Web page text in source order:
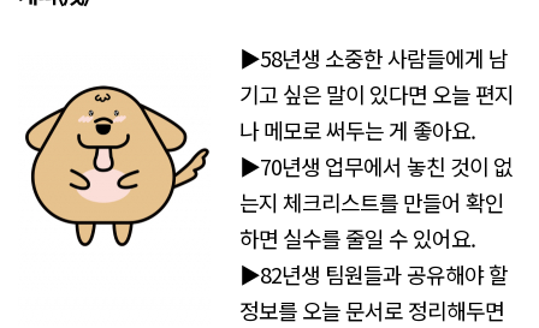
▶58년생 소중한 사람들에게 남
기고 싶은 말이 있다면 오늘 편지
나 메모로 써두는 게 좋아요.
▶70년생 업무에서 놓친 것이 없
는지 체크리스트를 만들어 확인
하면 실수를 줄일 수 있어요.
▶82년생 팀원들과 공유해야 할
정보를 오늘 문서로 정리해두면